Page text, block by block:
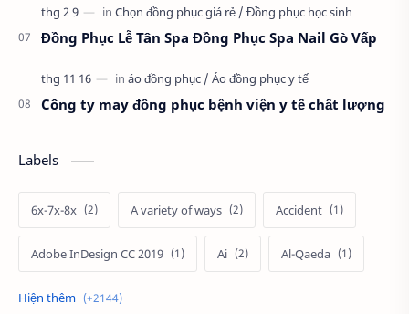
Đồng Phục Lễ Tân Spa Đồng Phục Spa Nail Gò Vấp
Công ty may đồng phục bệnh viện y tế chất lượng
Labels
6x-7x-8x A variety of ways Accident
Adobe InDesign CC 2019 Ai Al-Qaeda
Alien Alternative